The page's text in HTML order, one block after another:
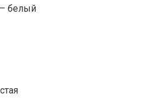
белый